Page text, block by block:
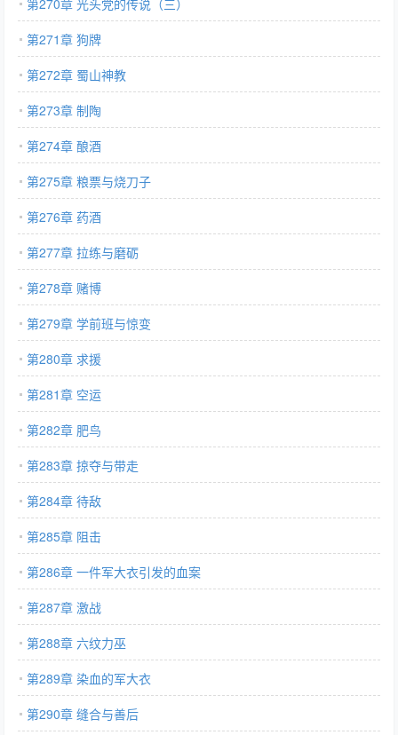
第270章 光头党的传说（三）
第271章 狗牌
第272章 蜀山神教
第273章 制陶
第274章 酿酒
第275章 粮票与烧刀子
第276章 药酒
第277章 拉练与磨砺
第278章 赌博
第279章 学前班与惊变
第280章 求援
第281章 空运
第282章 肥鸟
第283章 掠夺与带走
第284章 待敌
第285章 阻击
第286章 一件军大衣引发的血案
第287章 激战
第288章 六纹力巫
第289章 染血的军大衣
第290章 缝合与善后